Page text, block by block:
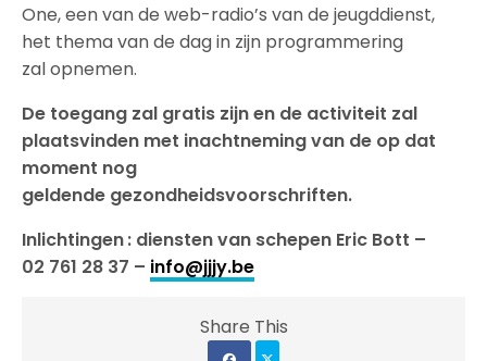
One, een van de web-radio’s van de jeugddienst,
het thema van de dag in zijn programmering
zal opnemen.
De toegang zal gratis zijn en de activiteit zal
plaatsvinden met inachtneming van de op dat
moment nog
geldende gezondheidsvoorschriften.
Inlichtingen : diensten van schepen Eric Bott –
02 761 28 37 – info@jjjy.be
Share This